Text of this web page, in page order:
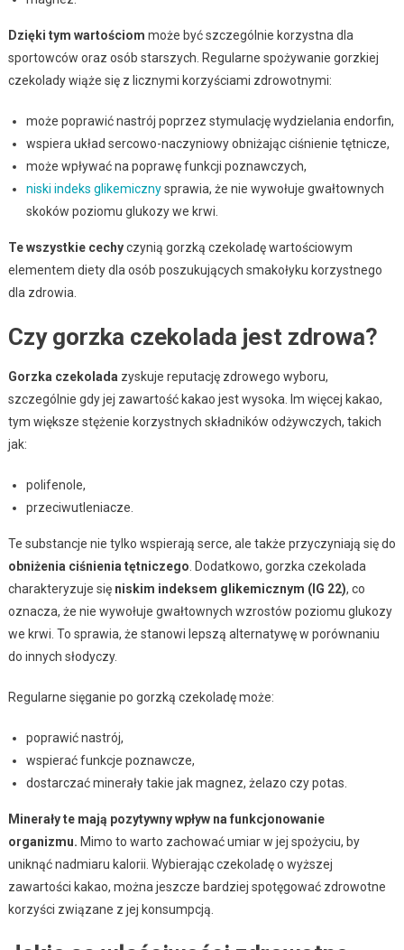
Dzięki tym wartościom może być szczególnie korzystna dla
sportowców oraz osób starszych. Regularne spożywanie gorzkiej
czekolady wiąże się z licznymi korzyściami zdrowotnymi:
może poprawić nastrój poprzez stymulację wydzielania endorfin,
wspiera układ sercowo-naczyniowy obniżając ciśnienie tętnicze,
może wpływać na poprawę funkcji poznawczych,
niski indeks glikemicznysprawia, że nie wywołuje gwałtownych
skoków poziomu glukozy we krwi.
Te wszystkie cechyczynią gorzką czekoladę wartościowym
elementem diety dla osób poszukujących smakołyku korzystnego
dla zdrowia.
Czy gorzka czekolada jest zdrowa?
Gorzka czekolada zyskuje reputację zdrowego wyboru,
szczególnie gdy jej zawartość kakao jest wysoka. Im więcej kakao,
tym większe stężenie korzystnych składników odżywczych, takich
jak:
polifenole,
przeciwutleniacze.
Te substancje nie tylko wspierają serce, ale także przyczyniają się do
obniżenia ciśnienia tętniczego . Dodatkowo, gorzka czekolada
charakteryzuje się niskim indeksem glikemicznym (IG 22), co
oznacza, że nie wywołuje gwałtownych wzrostów poziomu glukozy
we krwi. To sprawia, że stanowi lepszą alternatywę w porównaniu
do innych słodyczy.
Regularne sięganie po gorzką czekoladę może:
poprawić nastrój,
wspierać funkcje poznawcze,
dostarczać minerały takie jak magnez, żelazo czy potas.
Minerały te mają pozytywny wpływ na funkcjonowanie
organizmu. Mimo to warto zachować umiar w jej spożyciu, by
uniknąć nadmiaru kalorii. Wybierając czekoladę o wyższej
zawartości kakao, można jeszcze bardziej spotęgować zdrowotne
korzyści związane z jej konsumpcją.